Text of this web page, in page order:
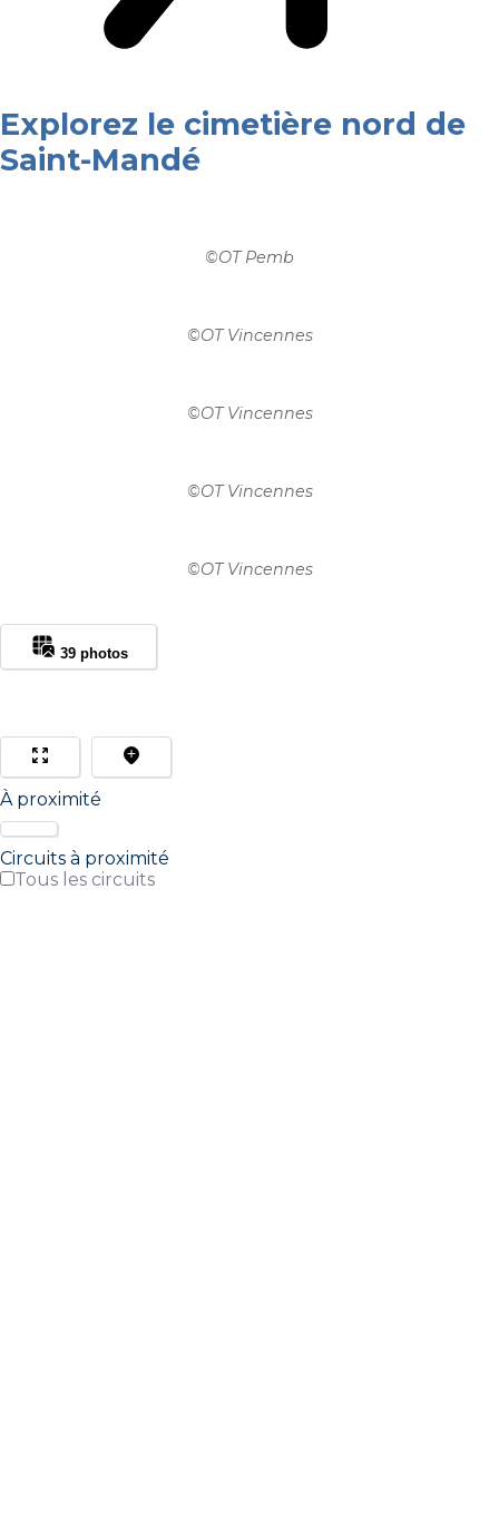
Explorez le cimetière nord de
Saint-Mandé
©OT Pemb
©OT Vincennes
©OT Vincennes
©OT Vincennes
©OT Vincennes
39 photos
À proximité
Circuits à proximité
Tous les circuits